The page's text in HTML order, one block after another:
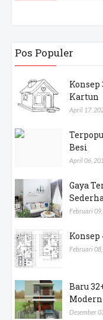
Pos Populer
Kartun
April 17,
Besi
April 06,
Gaya
Februari
Februari
Baru
Desember